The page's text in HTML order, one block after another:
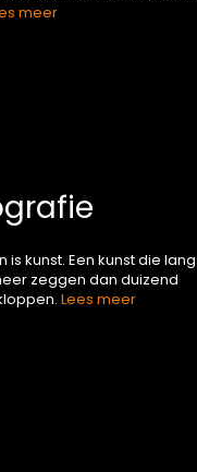
meer
kunst. Een kunst die lang
zeggen dan duizend
Lees meer